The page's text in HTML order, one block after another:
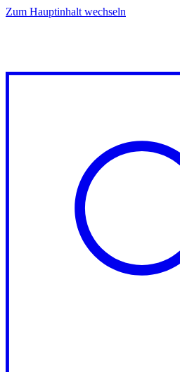
Zum Hauptinhalt wechseln